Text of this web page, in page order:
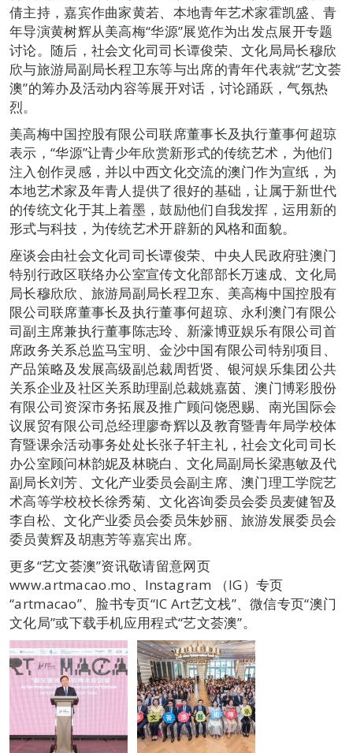
倩主持，嘉宾作曲家黄若、本地青年艺术家霍凯盛、青
年导演黄树辉从美高梅“华源”展览作为出发点展开专题
讨论。随后，社会文化司司长谭俊荣、文化局局长穆欣
欣与旅游局副局长程卫东等与出席的青年代表就“艺文荟
澳”的筹办及活动内容等展开对话，讨论踊跃，气氛热
烈。
美高梅中国控股有限公司联席董事长及执行董事何超琼
表示，“华源”让青少年欣赏新形式的传统艺术，为他们
注入创作灵感，并以中西文化交流的澳门作为宣纸，为
本地艺术家及年青人提供了很好的基础，让属于新世代
的传统文化于其上着墨，鼓励他们自我发挥，运用新的
形式与科技，为传统艺术开辟新的风格和面貌。
座谈会由社会文化司司长谭俊荣、中央人民政府驻澳门
特别行政区联络办公室宣传文化部部长万速成、文化局
局长穆欣欣、旅游局副局长程卫东、美高梅中国控股有
限公司联席董事长及执行董事何超琼、永利澳门有限公
司副主席兼执行董事陈志玲、新濠博亚娱乐有限公司首
席政务关系总监马宝明、金沙中国有限公司特别项目、
产品策略及发展高级副总裁周哲贤、银河娱乐集团公共
关系企业及社区关系助理副总裁姚嘉茵、澳门博彩股份
有限公司资深市务拓展及推广顾问饶恩赐、南光国际会
议展贸有限公司总经理廖奇辉以及教育暨青年局学校体
育暨课余活动事务处处长张子轩主礼，社会文化司司长
办公室顾问林韵妮及林晓白、文化局副局长梁惠敏及代
副局长刘芳、文化产业委员会副主席、澳门理工学院艺
术高等学校校长徐秀菊、文化咨询委员会委员麦健智及
李自松、文化产业委员会委员朱妙丽、旅游发展委员会
委员黄辉及胡惠芳等嘉宾出席。
更多“艺文荟澳”资讯敬请留意网页
www.artmacao.mo、Instagram （IG）专页
“artmacao”、脸书专页“IC Art艺文栈”、微信专页“澳门
文化局”或下载手机应用程式“艺文荟澳”。